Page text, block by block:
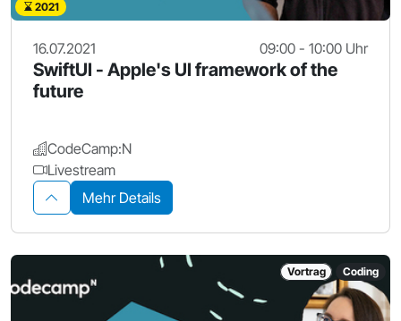
2021
16.07.2021 09:00 - 10:00 Uhr
SwiftUI - Apple's UI framework of the
future
CodeCamp:N
Livestream
Mehr Details
Vortrag Coding